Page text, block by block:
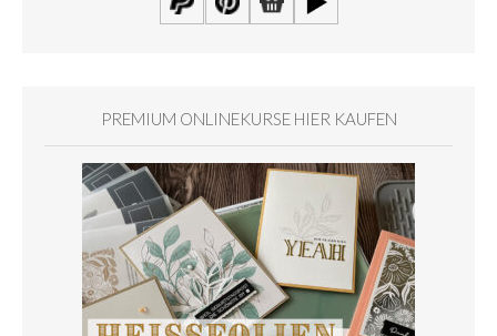
PREMIUM ONLINEKURSE HIER KAUFEN